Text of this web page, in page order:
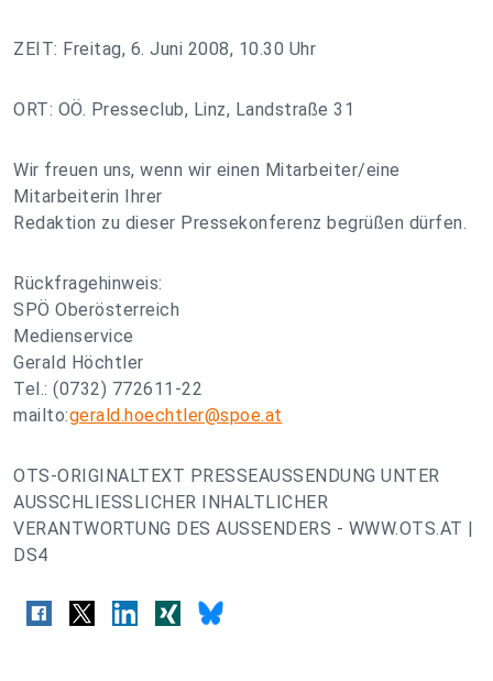
ZEIT: Freitag, 6. Juni 2008, 10.30 Uhr
ORT: OÖ. Presseclub, Linz, Landstraße 31
Wir freuen uns, wenn wir einen Mitarbeiter/eine
Mitarbeiterin Ihrer
Redaktion zu dieser Pressekonferenz begrüßen dürfen.
Rückfragehinweis:
SPÖ Oberösterreich
Medienservice
Gerald Höchtler
Tel.: (0732) 772611-22
mailto:gerald.hoechtler@spoe.at
OTS-ORIGINALTEXT PRESSEAUSSENDUNG UNTER
AUSSCHLIESSLICHER INHALTLICHER
VERANTWORTUNG DES AUSSENDERS - WWW.OTS.AT |
DS4